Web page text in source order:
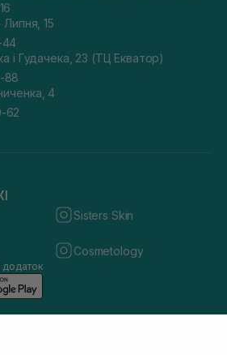
Липня, 15
44
і Гудачека, 23 (ТЦ Екватор)
88
4
62
Sisters Skin
Cosmetology
додаток